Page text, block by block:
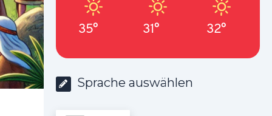
35° 31° 32°
Sprache auswählen